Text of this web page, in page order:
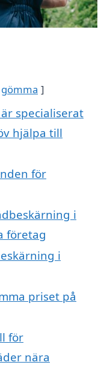
gömma
specialiserat
hjälpa till
för
i
företag
i
priset på
för
nära